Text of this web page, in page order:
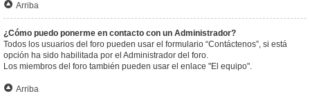
Arriba
¿Cómo puedo ponerme en contacto con un Administrador?
Todos los usuarios del foro pueden usar el formulario “Contáctenos”, si está
opción ha sido habilitada por el Administrador del foro.
Los miembros del foro también pueden usar el enlace "El equipo".
Arriba